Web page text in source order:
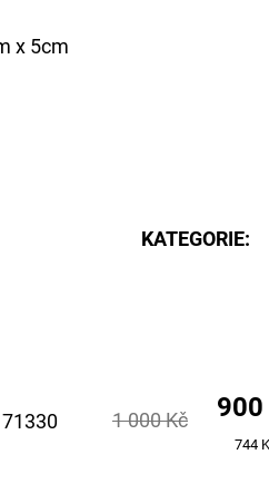
x 5cm
KATEGORIE:
1 000 Kč 900
744